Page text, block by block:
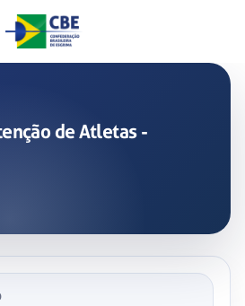
de Atletas